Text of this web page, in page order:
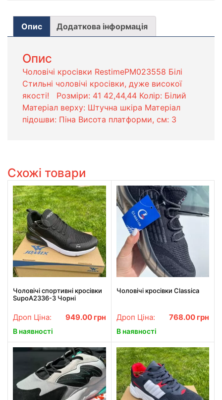
Опис Додаткова інформація
Опис
Чоловічі кросівки RestimePM023558 Білі
Стильні чоловічі кросівки, дуже високої
якості! Розміри: 41 42,44,44 Колір: Білий
Матеріал верху: Штучна шкіра Матеріал
підошви: Піна Висота платформи, см: 3
Схожі товари
Чоловічі спортивні кросівки
SupoA2336-3 Чорні
Дроп Ціна: 949.00 грн
В наявності
Чоловічі кросівки Classica
Дроп Ціна: 768.00 грн
В наявності